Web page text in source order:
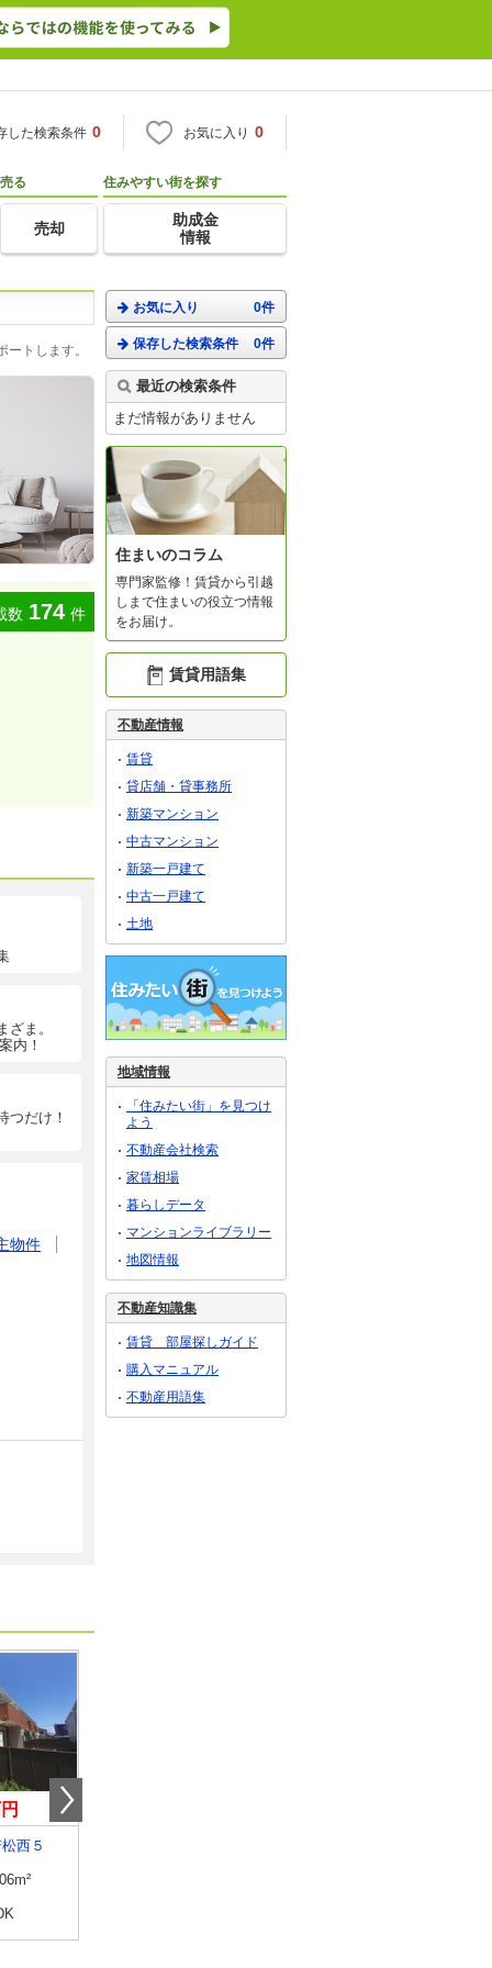
した検索条件 0 お気に入り 0
売る
売却
住みやすい街を探す
助成金
情報
トします。
数 174 件
ま。
内！
つだけ！
物件
西５
お気に入り 0件
保存した検索条件 0件
最近の検索条件
まだ情報がありません
住まいのコラム
専門家監修！賃貸から引越
しまで住まいの役立つ情報
をお届け。
賃貸用語集
不動産情報
賃貸
貸店舗・貸事務所
新築マンション
中古マンション
新築一戸建て
中古一戸建て
土地
地域情報
「住みたい街」を見つけ
よう
不動産会社検索
家賃相場
暮らしデータ
マンションライブラリー
地図情報
不動産知識集
賃貸 部屋探しガイド
購入マニュアル
不動産用語集